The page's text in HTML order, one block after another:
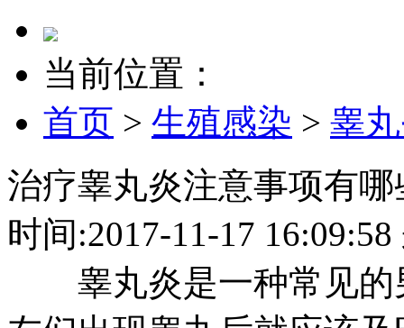
当前位置：
首页 > 生殖感染 > 睾
治疗睾丸炎注意事项有哪
时间:2017-11-17
睾丸炎是一种常见的